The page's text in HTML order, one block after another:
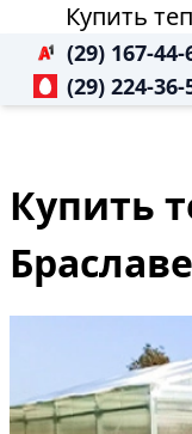
Купить
(29) 167-44-
(29) 224-36-
Купить
Браславе